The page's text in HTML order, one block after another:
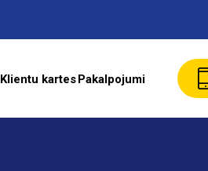
Klientu kartesPakalpojumi